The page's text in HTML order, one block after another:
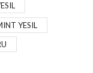
YESIL